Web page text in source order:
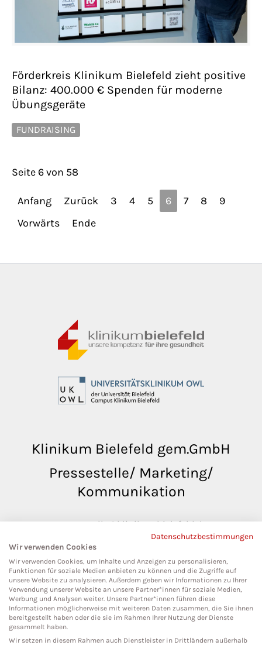
Förderkreis Klinikum Bielefeld zieht positive
Bilanz: 400.000 € Spenden für moderne
Übungsgeräte
FUNDRAISING
Seite 6 von 58
Anfang Zurück 3 4 5 6 7 8
9
Vorwärts
Ende
Klinikum Bielefeld gem.GmbH
Pressestelle/ Marketing/
Kommunikation
pressestelle@klinikumbielefeld.de
Teutoburger Str. 50
33604 Bielefeld
Social Media
Datenschutzbestimmungen
Wir verwenden Cookies
Wir verwenden Cookies, um Inhalte und Anzeigen zu personalisieren,
Funktionen für soziale Medien anbieten zu können und die Zugriffe auf
unsere Website zu analysieren. Außerdem geben wir Informationen zu Ihrer
Verwendung unserer Website an unsere Partner*innen für soziale Medien,
Werbung und Analysen weiter. Unsere Partner*innen führen diese
Informationen möglicherweise mit weiteren Daten zusammen, die Sie ihnen
bereitgestellt haben oder die sie im Rahmen Ihrer Nutzung der Dienste
gesammelt haben.
Wir setzen in diesem Rahmen auch Dienstleister in Drittländern außerhalb